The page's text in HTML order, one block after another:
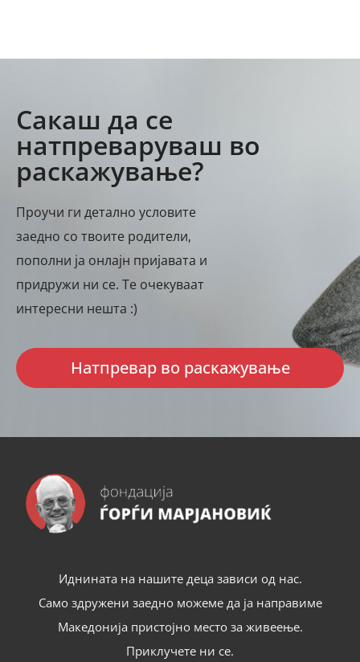
Сакаш да се
натпреваруваш во
раскажување?
Проучи ги детално условите
заедно со твоите родители,
пополни ја онлајн пријавата и
придружи ни се. Те очекуваат
интересни нешта :)
Натпревар во раскажување
Иднината на нашите деца зависи од нас.
Само здружени заедно можеме да ја направиме
Македонија пристојно место за живеење.
Приклучете ни се.